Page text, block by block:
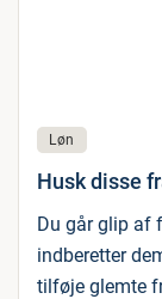
Løn
Husk disse
Du går glip af
indberetter
tilføje glemte